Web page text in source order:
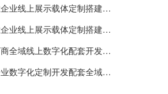
业线上展示载体定制搭建服务
业线上展示载体定制搭建服务
线上数字化配套开发与地域检索优化服务
字化定制开发配套全域搜索优化服务